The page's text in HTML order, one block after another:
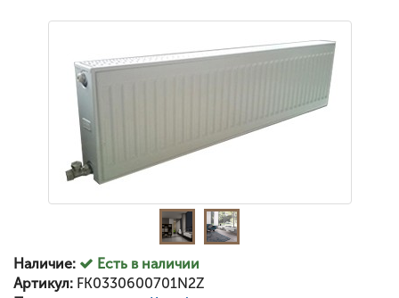
Наличие:
Есть в наличии
Артикул: FK0330600701N2Z